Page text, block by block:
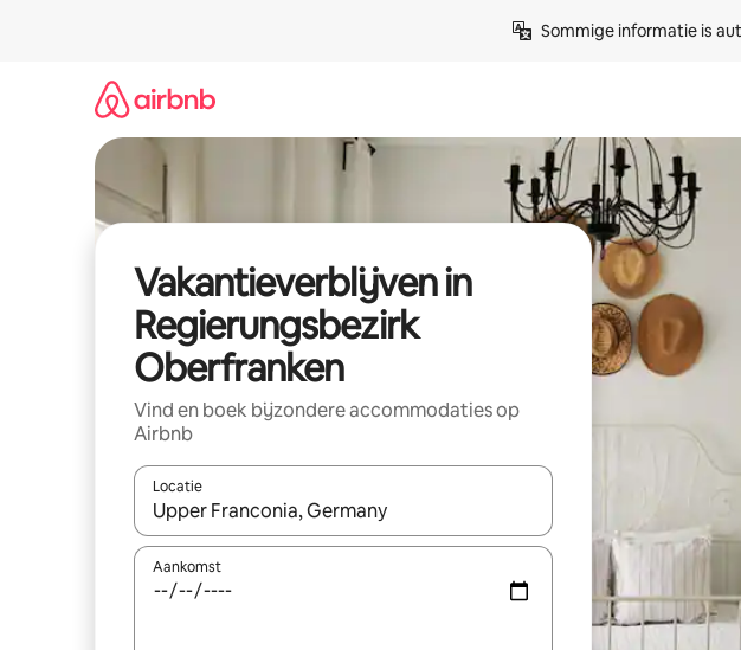
Sommige informatie is
Vakantieverblijven in
Regierungsbezirk
Oberfranken
Vind en boek bijzondere accommodaties op
Airbnb
Locatie
Wanneer er resultaten beschikbaar zijn, maak je een keuze met je de
Aankomst